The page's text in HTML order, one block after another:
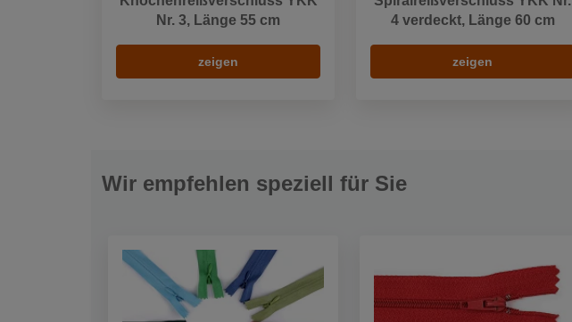
Nr. 3, Länge 55 cm
zeigen
4 verdeckt, Länge 60 cm
zeigen
Wir empfehlen speziell für Sie